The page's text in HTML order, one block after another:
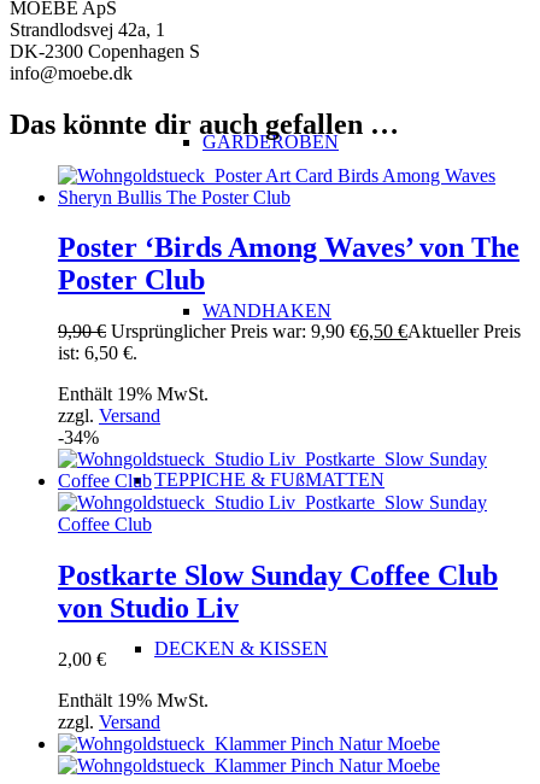
GARDEROBEN
WANDHAKEN
TEPPICHE & FUßMATTEN
DECKEN & KISSEN
MOEBE ApS
Strandlodsvej 42a, 1
DK-2300 Copenhagen S
info@moebe.dk
Das könnte dir auch gefallen …
Poster ‘Birds Among Waves’ von The
Poster Club
9,90€ Ursprünglicher Preis war: 9,90 €6,50 €Aktueller Preis
ist: 6,50 €.
Enthält 19% MwSt.
zzgl. Versand
-34%
Postkarte Slow Sunday Coffee Club
von Studio Liv
2,00 €
Enthält 19% MwSt.
zzgl. Versand